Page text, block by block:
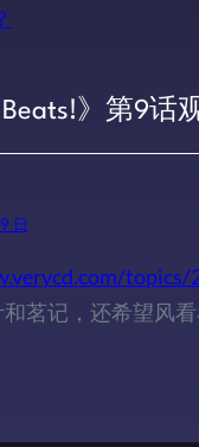
Beats!》第9
日
topics/
茗记，还希望风